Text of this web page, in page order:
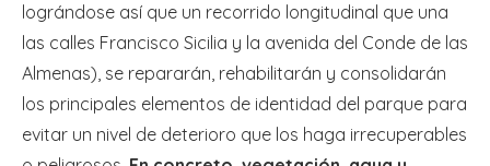
lográndose así que un recorrido longitudinal que una
las calles Francisco Sicilia y la avenida del Conde de las
Almenas), se repararán, rehabilitarán y consolidarán
los principales elementos de identidad del parque para
evitar un nivel de deterioro que los haga irrecuperables